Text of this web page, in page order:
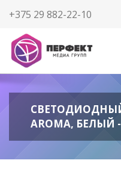
+375 29 882-22-10
AROMA, БЕЛЫЙ -